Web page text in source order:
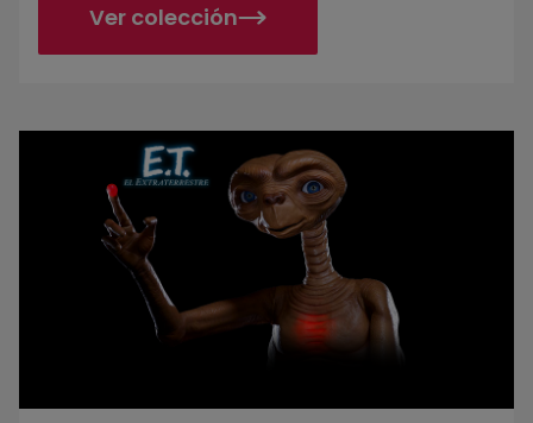
Ver colección
E.T., el extraterrestre